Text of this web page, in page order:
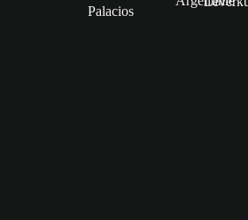
Palacios